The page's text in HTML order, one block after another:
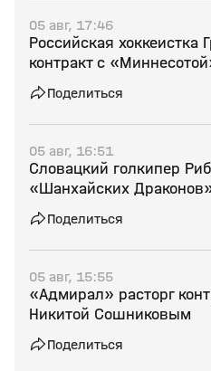
05 авг, 17:46
Российская хоккеистка
контракт с
Поделиться
05 авг, 16:51
Словацкий голкипер
«Шанхайских
Поделиться
05 авг, 15:55
«Адмирал» расторг
Никитой Сошниковым
Поделиться